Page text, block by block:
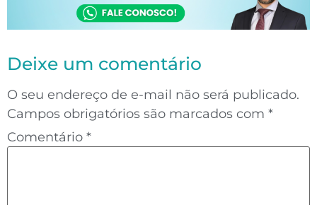
Deixe um comentário
O seu endereço de e-mail não será publicado.
Campos obrigatórios são marcados com *
Comentário *